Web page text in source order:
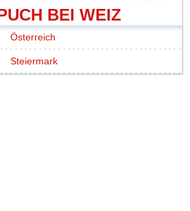
BEI WEIZ
Österreich
Steiermark